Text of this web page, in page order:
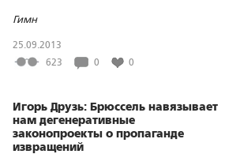
Гимн
25.09.2013
623
0 0
Игорь Друзь: Брюссель навязывает
нам дегенеративные
законопроекты о пропаганде
извращений